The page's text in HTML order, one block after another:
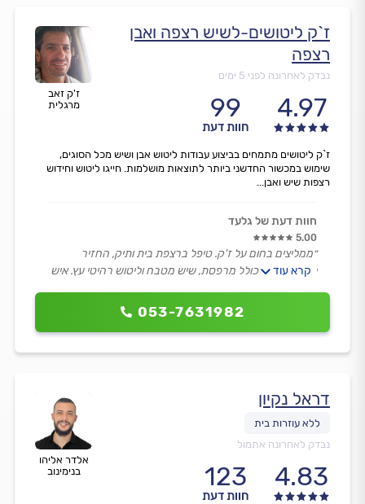
ז'ק זאב
מרגלית
ז`ק ליטושים-לשיש רצפה ואבן
רצפה
נבדק לאחרונה לפני 5 ימים
4.97
99
חוות דעת
053-7631982
ז`ק ליטושים מתמחים בביצוע עבודות ליטוש אבן ושיש מכל הסוגים,
שימוש במכשור החדשני ביותר לתוצאות מושלמות. חייגו ליטוש וחידוש
רצפות שיש ואבן...
חוות דעת של גלעד
5.00
״ממליצים בחום על ז'ק. טיפל ברצפת בית ותיק, החזיר
לרצפה חיים, כולל מרפסת, שיש מטבח וליטוש רהיטי עץ. איש
קרא עוד
אלדר אליהו
בנימינוב
דראל נקיון
נבדק לאחרונה אתמול
4.83
123
חוות דעת